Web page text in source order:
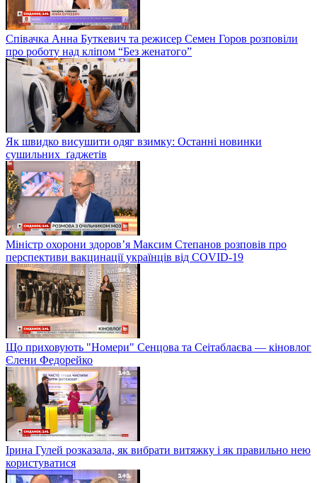
Співачка Анна Буткевич та режисер Семен Горов розповіли
про роботу над кліпом “Без женатого”
Як швидко висушити одяг взимку: Останні новинки
сушильних ґаджетів
Міністр охорони здоров’я Максим Степанов розповів про
перспективи вакцинації українців від COVID-19
Що приховують "Номери" Сенцова та Сеітаблаєва — кіновлог
Єлени Федорейко
Ірина Гулей розказала, як вибрати витяжку і як правильно нею
користуватися